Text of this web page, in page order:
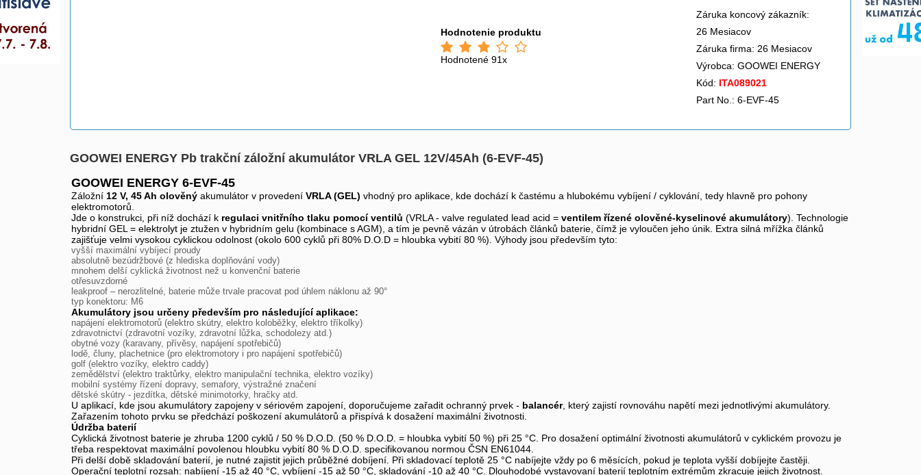
Hodnotenie produktu
Hodnotené 91x
Záruka koncový zákazník:
26 Mesiacov
Záruka firma: 26 Mesiacov
Výrobca: GOOWEI ENERGY
Kód: ITA089021
Part No.: 6-EVF-45
GOOWEI ENERGY Pb trakční záložní akumulátor VRLA GEL 12V/45Ah (6-EVF-45)
GOOWEI ENERGY 6-EVF-45
Záložní 12 V, 45 Ah olověný akumulátor v provedení VRLA (GEL) vhodný pro aplikace, kde dochází k častému a hlubokému vybíjení / cyklování, tedy hlavně pro pohony
elektromotorů.
Jde o konstrukci, při níž dochází k regulaci vnitřního tlaku pomocí ventilů (VRLA - valve regulated lead acid = ventilem řízené olověné-kyselinové akumulátory). Technologie
hybridní GEL = elektrolyt je ztužen v hybridním gelu (kombinace s AGM), a tím je pevně vázán v útrobách článků baterie, čímž je vyloučen jeho únik. Extra silná mřížka článků
zajišťuje velmi vysokou cyklickou odolnost (okolo 600 cyklů při 80% D.O.D = hloubka vybití 80 %). Výhody jsou především tyto:
vyšší maximální vybíjecí proudy
absolutně bezúdržbové (z hlediska doplňování vody)
mnohem delší cyklická životnost než u konvenční baterie
otřesuvzdorné
leakproof – nerozlitelné, baterie může trvale pracovat pod úhlem náklonu až 90°
typ konektoru: M6
Akumulátory jsou určeny především pro následující aplikace:
napájení elektromotorů (elektro skútry, elektro koloběžky, elektro tříkolky)
zdravotnictví (zdravotní vozíky, zdravotní lůžka, schodolezy atd.)
obytné vozy (karavany, přívěsy, napájení spotřebičů)
lodě, čluny, plachetnice (pro elektromotory i pro napájení spotřebičů)
golf (elektro vozíky, elektro caddy)
zemědělství (elektro traktůrky, elektro manipulační technika, elektro vozíky)
mobilní systémy řízení dopravy, semafory, výstražné značení
dětské skútry - jezdítka, dětské minimotorky, hračky atd.
U aplikací, kde jsou akumulátory zapojeny v sériovém zapojení, doporučujeme zařadit ochranný prvek - balancér, který zajistí rovnováhu napětí mezi jednotlivými akumulátory.
Zařazením tohoto prvku se předchází poškození akumulátorů a přispívá k dosažení maximální životnosti.
Údržba baterií
Cyklická životnost baterie je zhruba 1200 cyklů / 50 % D.O.D. (50 % D.O.D. = hloubka vybití 50 %) při 25 °C. Pro dosažení optimální životnosti akumulátorů v cyklickém provozu je
třeba respektovat maximální povolenou hloubku vybití 80 % D.O.D. specifikovanou normou ČSN EN61044.
Při delší době skladování baterií, je nutné zajistit jejich průběžné dobíjení. Při skladovací teplotě 25 °C nabíjejte vždy po 6 měsících, pokud je teplota vyšší dobíjejte častěji.
Operační teplotní rozsah: nabíjení -15 až 40 °C, vybíjení -15 až 50 °C, skladování -10 až 40 °C. Dlouhodobé vystavovaní baterií teplotním extrémům zkracuje jejich životnost.